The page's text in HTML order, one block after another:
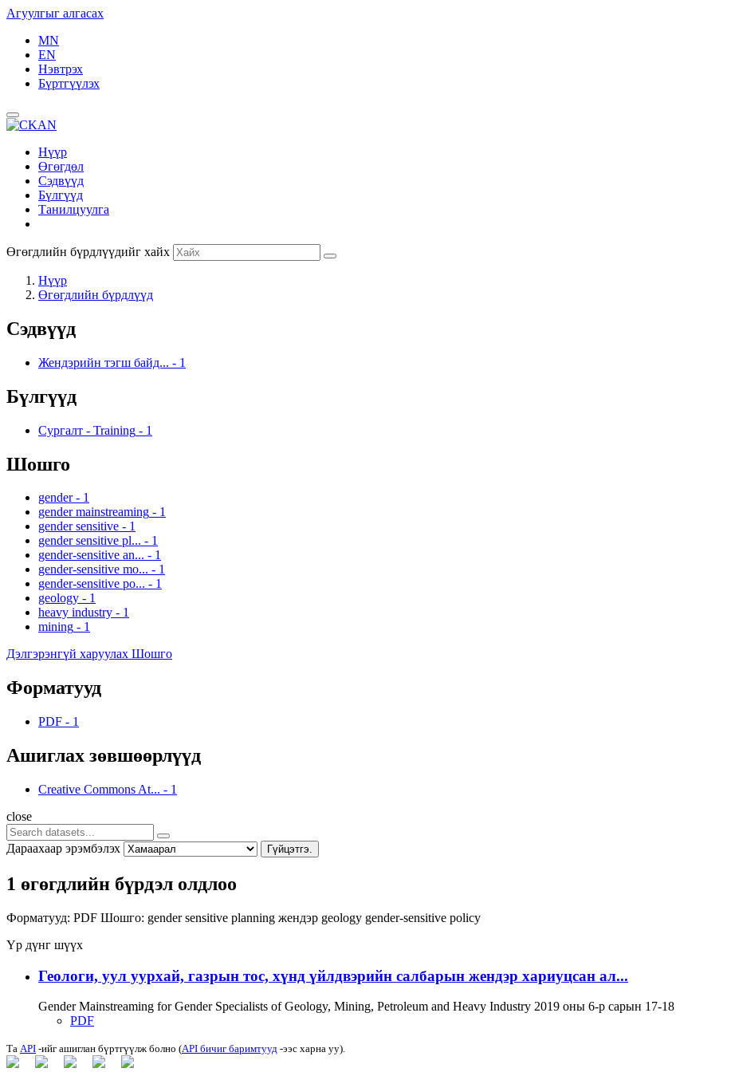
Агуулгыг алгасах
MN
EN
Нэвтрэх
Бүртгүүлэх
Нүүр
Өгөгдөл
Сэдвүүд
Бүлгүүд
Танилцуулга
Өгөгдлийн бүрдлүүдийг хайх
Нүүр
Өгөгдлийн бүрдлүүд
Сэдвүүд
Жендэрийн тэгш байд... - 1
Бүлгүүд
Сургалт - Training - 1
Шошго
gender - 1
gender mainstreaming - 1
gender sensitive - 1
gender sensitive pl... - 1
gender-sensitive an... - 1
gender-sensitive mo... - 1
gender-sensitive po... - 1
geology - 1
heavy industry - 1
mining - 1
Дэлгэрэнгүй харуулах Шошго
Форматууд
PDF - 1
Ашиглах зөвшөөрлүүд
Creative Commons At... - 1
close
Дараахаар эрэмбэлэх Гүйцэтгэ.
1 өгөгдлийн бүрдэл олдлоо
Форматууд: PDF Шошго: gender sensitive planning жендэр geology gender-sensitive policy
Үр дүнг шүүх
Геологи, уул уурхай, газрын тос, хүнд үйлдвэрийн салбарын жендэр хариуцсан ал...
Gender Mainstreaming for Gender Specialists of Geology, Mining, Petroleum and Heavy Industry 2019 оны 6-р сарын 17-18
PDF
Та API -ийг ашиглан бүртгүүлж болно (API бичиг баримтууд -ээс харна уу).